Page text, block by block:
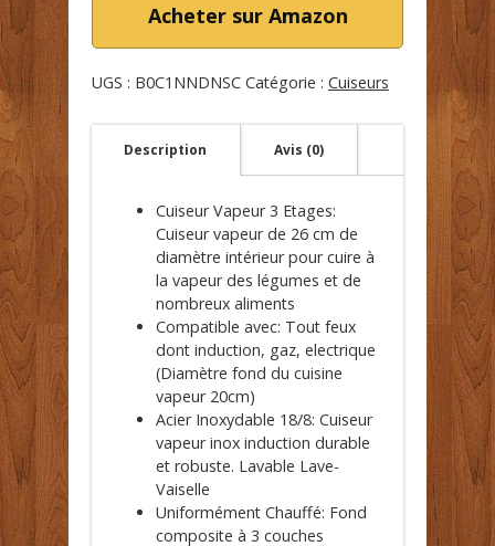
Acheter sur Amazon
UGS : B0C1NNDNSC Catégorie : Cuiseurs
Description Avis (0)
Cuiseur Vapeur 3 Etages:
Cuiseur vapeur de 26 cm de
diamètre intérieur pour cuire à
la vapeur des légumes et de
nombreux aliments
Compatible avec: Tout feux
dont induction, gaz, electrique
(Diamètre fond du cuisine
vapeur 20cm)
Acier Inoxydable 18/8: Cuiseur
vapeur inox induction durable
et robuste. Lavable Lave-
Vaiselle
Uniformément Chauffé: Fond
composite à 3 couches